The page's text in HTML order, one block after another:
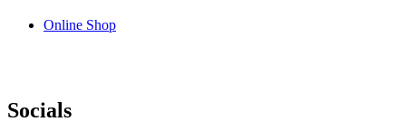
Online Shop
Socials